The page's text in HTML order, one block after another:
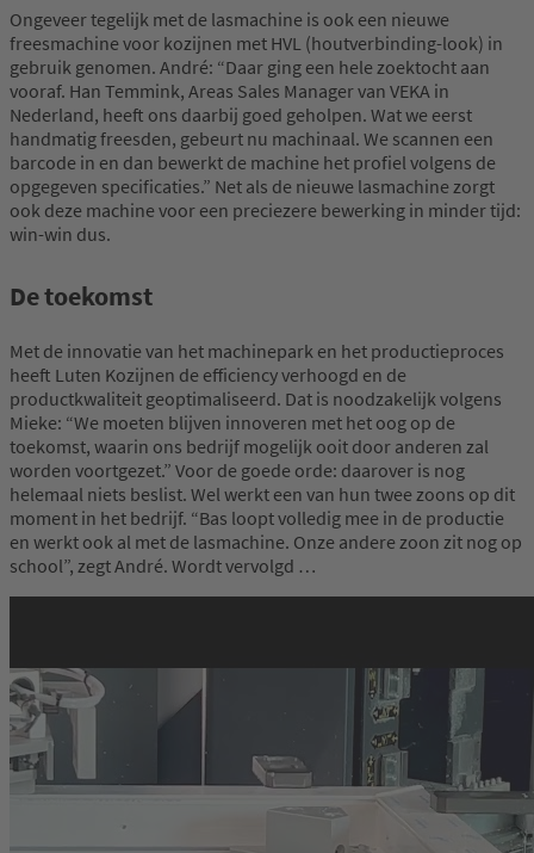
Ongeveer tegelijk met de lasmachine is ook een nieuwe
freesmachine voor kozijnen met HVL (houtverbinding-look) in
gebruik genomen. André: “Daar ging een hele zoektocht aan
vooraf. Han Temmink, Areas Sales Manager van VEKA in
Nederland, heeft ons daarbij goed geholpen. Wat we eerst
handmatig freesden, gebeurt nu machinaal. We scannen een
barcode in en dan bewerkt de machine het profiel volgens de
opgegeven specificaties.” Net als de nieuwe lasmachine zorgt
ook deze machine voor een preciezere bewerking in minder tijd:
win-win dus.
De toekomst
Met de innovatie van het machinepark en het productieproces
heeft Luten Kozijnen de efficiency verhoogd en de
productkwaliteit geoptimaliseerd. Dat is noodzakelijk volgens
Mieke: “We moeten blijven innoveren met het oog op de
toekomst, waarin ons bedrijf mogelijk ooit door anderen zal
worden voortgezet.” Voor de goede orde: daarover is nog
helemaal niets beslist. Wel werkt een van hun twee zoons op dit
moment in het bedrijf. “Bas loopt volledig mee in de productie
en werkt ook al met de lasmachine. Onze andere zoon zit nog op
school”, zegt André. Wordt vervolgd …